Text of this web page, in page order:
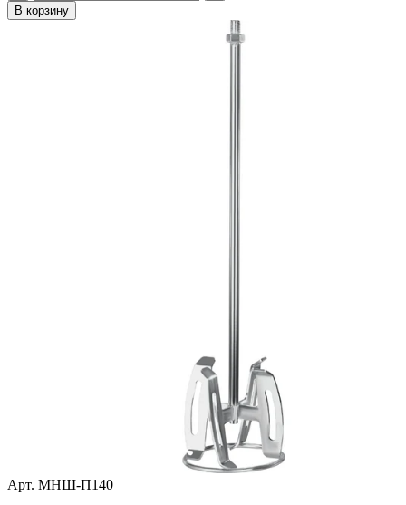
В корзину
Арт. МНШ-П140